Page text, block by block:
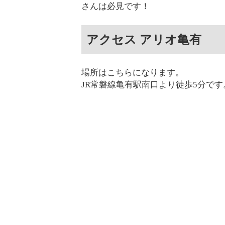
さんは必見です！
アクセス アリオ亀有
場所はこちらになります。
JR常磐線亀有駅南口より徒歩5分です